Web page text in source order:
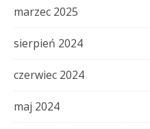
marzec 2025
sierpień 2024
czerwiec 2024
maj 2024